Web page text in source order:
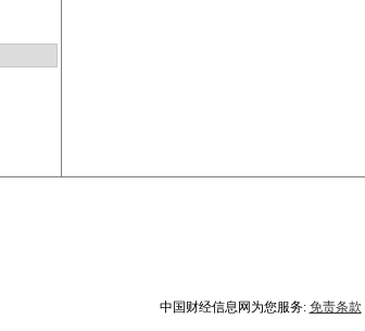
中国财经信息网为您服务: 免责条款